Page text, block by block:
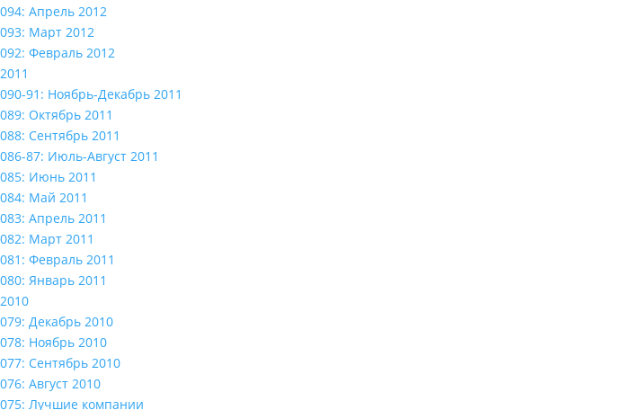
094: Апрель 2012
093: Март 2012
092: Февраль 2012
2011
090-91: Ноябрь-Декабрь 2011
089: Октябрь 2011
088: Сентябрь 2011
086-87: Июль-Август 2011
085: Июнь 2011
084: Май 2011
083: Апрель 2011
082: Март 2011
081: Февраль 2011
080: Январь 2011
2010
079: Декабрь 2010
078: Ноябрь 2010
077: Сентябрь 2010
076: Август 2010
075: Лучшие компании